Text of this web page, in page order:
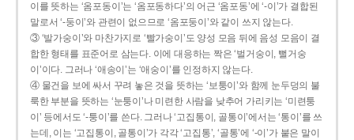
이를 뜻하는 ‘옴포동이’는 ‘옴포동하다’의 어근 ‘옴포동’에 ‘-이’가 결합된
말로서 ‘-둥이’와 관련이 없으므로 ‘옴포둥이’와 같이 쓰지 않는다.
③ ‘발가숭이’와 마찬가지로 ‘빨가숭이’도 양성 모음 뒤에 음성 모음이 결
합한 형태를 표준어로 삼는다. 이에 대응하는 짝은 ‘벌거숭이, 뻘거숭
이’이다. 그러나 ‘애송이’는 ‘애숭이’를 인정하지 않는다.
④ 물건을 보에 싸서 꾸려 놓은 것을 뜻하는 ‘보퉁이’와 함께 눈두덩의 불
룩한 부분을 뜻하는 ‘눈퉁이’나 미련한 사람을 낮추어 가리키는 ‘미련퉁
이’ 등에서도 ‘-퉁이’를 쓴다. 그러나 ‘고집통이, 골통이’에서는 ‘통이’를 쓰
는데, 이는 ‘고집통이, 골통이’가 각각 ‘고집통’, ‘골통’에 ‘-이’가 붙은 말이